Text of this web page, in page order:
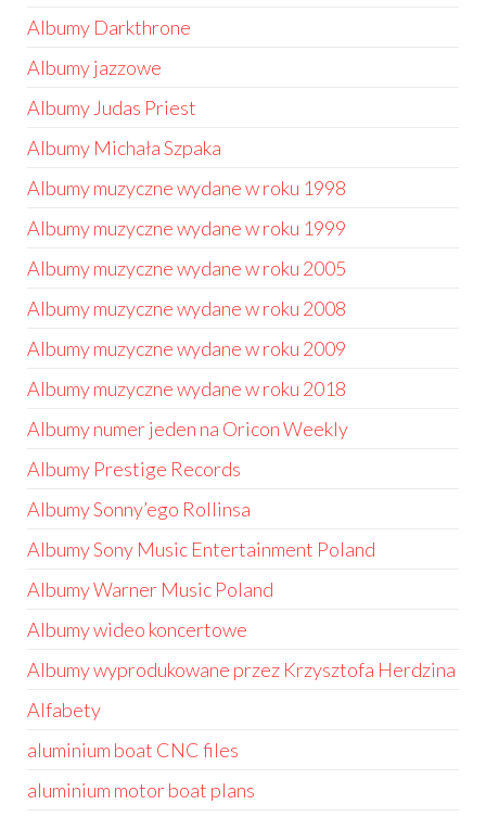
Albumy Darkthrone
Albumy jazzowe
Albumy Judas Priest
Albumy Michała Szpaka
Albumy muzyczne wydane w roku 1998
Albumy muzyczne wydane w roku 1999
Albumy muzyczne wydane w roku 2005
Albumy muzyczne wydane w roku 2008
Albumy muzyczne wydane w roku 2009
Albumy muzyczne wydane w roku 2018
Albumy numer jeden na Oricon Weekly
Albumy Prestige Records
Albumy Sonny’ego Rollinsa
Albumy Sony Music Entertainment Poland
Albumy Warner Music Poland
Albumy wideo koncertowe
Albumy wyprodukowane przez Krzysztofa Herdzina
Alfabety
aluminium boat CNC files
aluminium motor boat plans